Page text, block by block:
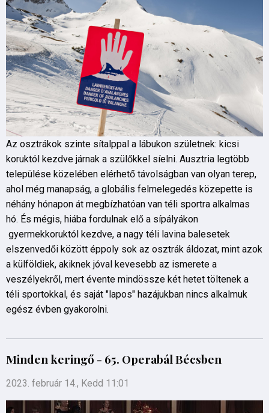
Az osztrákok szinte sítalppal a lábukon születnek: kicsi
koruktól kezdve járnak a szülőkkel síelni. Ausztria legtöbb
települése közelében elérhető távolságban van olyan terep,
ahol még manapság, a globális felmelegedés közepette is
néhány hónapon át megbízhatóan van téli sportra alkalmas
hó. És mégis, hiába fordulnak elő a sípályákon
gyermekkoruktól kezdve, a nagy téli lavina balesetek
elszenvedői között éppoly sok az osztrák áldozat, mint azok
a külföldiek, akiknek jóval kevesebb az ismerete a
veszélyekről, mert évente mindössze két hetet töltenek a
téli sportokkal, és saját "lapos" hazájukban nincs alkalmuk
egész évben gyakorolni.
Minden keringő - 65. Operabál Bécsben
2023. február 14., Kedd 11:01